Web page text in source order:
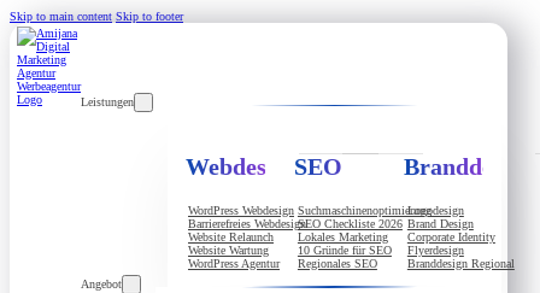
Skip to main content Skip to footer
Leistungen
Webdesign
WordPress Webdesign
Barrierefreies Webdesign
Website Relaunch
Website Wartung
WordPress Agentur
SEO
Suchmaschinenoptimierung
SEO Checkliste 2026
Lokales Marketing
10 Gründe für SEO
Regionales SEO
Branddesign
Logodesign
Brand Design
Corporate Identity
Flyerdesign
Branddesign Regional
Angebot